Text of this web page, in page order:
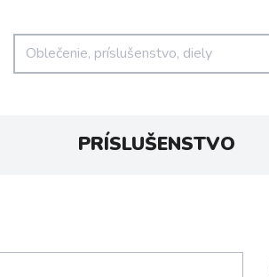
PRÍSLUŠENSTVO